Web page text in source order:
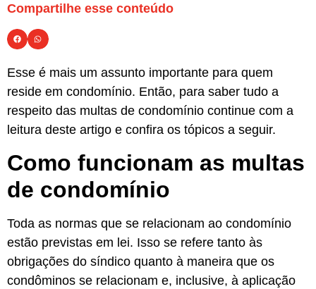
Compartilhe esse conteúdo
Esse é mais um assunto importante para quem
reside em condomínio. Então, para saber tudo a
respeito das multas de condomínio continue com a
leitura deste artigo e confira os tópicos a seguir.
Como funcionam as multas
de condomínio
Toda as normas que se relacionam ao condomínio
estão previstas em lei. Isso se refere tanto às
obrigações do síndico quanto à maneira que os
condôminos se relacionam e, inclusive, à aplicação